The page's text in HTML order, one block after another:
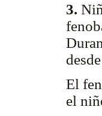
3.
El
el